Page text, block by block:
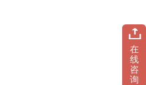
在
线
咨
询